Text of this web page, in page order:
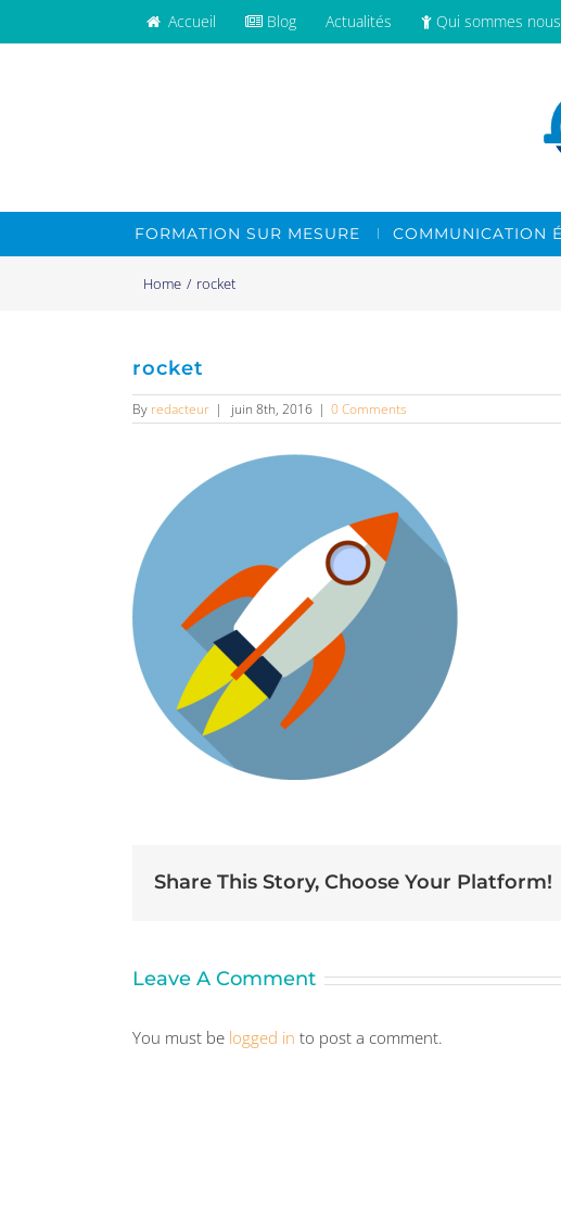
Accueil Blog Actualités Qui sommes
FORMATION SUR MESURE COMMUNICATION
Home / rocket
rocket
By redacteur | juin 8th, 2016 | 0 Comments
Share This Story, Choose Your Platform!
Leave A Comment
You must be logged in to post a comment.